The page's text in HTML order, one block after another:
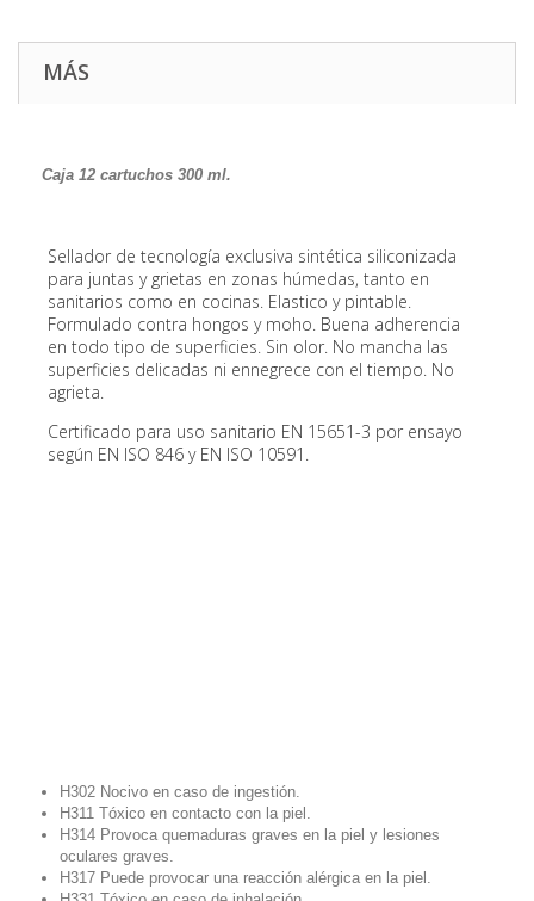
MÁS
Caja 12 cartuchos 300 ml.
Sellador de tecnología exclusiva sintética siliconizada
para juntas y grietas en zonas húmedas, tanto en
sanitarios como en cocinas. Elastico y pintable.
Formulado contra hongos y moho. Buena adherencia
en todo tipo de superficies. Sin olor. No mancha las
superficies delicadas ni ennegrece con el tiempo. No
agrieta.
Certificado para uso sanitario EN 15651-3 por ensayo
según EN ISO 846 y EN ISO 10591.
H302 Nocivo en caso de ingestión.
H311 Tóxico en contacto con la piel.
H314 Provoca quemaduras graves en la piel y lesiones
oculares graves.
H317 Puede provocar una reacción alérgica en la piel.